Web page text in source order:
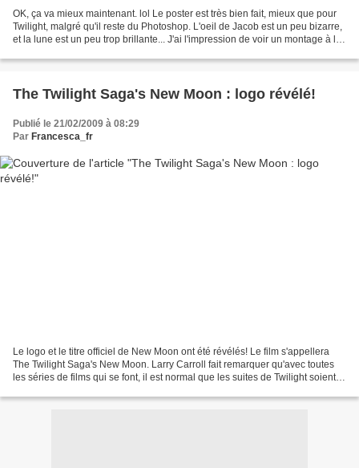
OK, ça va mieux maintenant. lol Le poster est très bien fait, mieux que pour
Twilight, malgré qu'il reste du Photoshop. L'oeil de Jacob est un peu bizarre,
et la lune est un peu trop brillante... J'ai l'impression de voir un montage à la
The Twilight Saga's New Moon : logo révélé!
Publié le 21/02/2009 à 08:29
Par Francesca_fr
Le logo et le titre officiel de New Moon ont été révélés! Le film s'appellera
The Twilight Saga's New Moon. Larry Carroll fait remarquer qu'avec toutes
les séries de films qui se font, il est normal que les suites de Twilight soient